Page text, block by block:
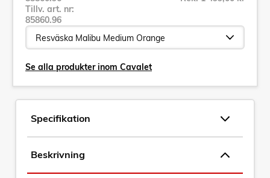
Tillv. art. nr:
85860.96
Se alla produkter inom Cavalet
Specifikation
Beskrivning